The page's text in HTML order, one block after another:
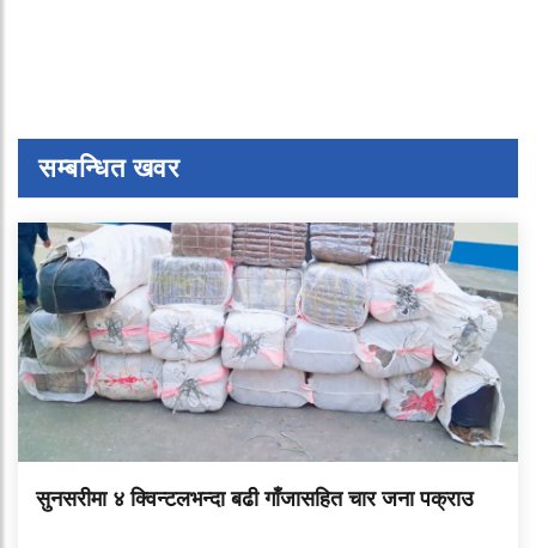
सम्बन्धित खवर
सुनसरीमा ४ क्विन्टलभन्दा बढी गाँजासहित चार जना पक्राउ